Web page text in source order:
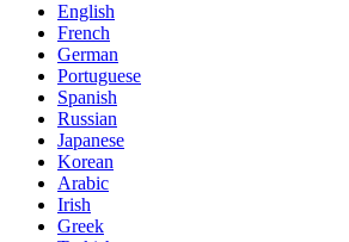
English
French
German
Portuguese
Spanish
Russian
Japanese
Korean
Arabic
Irish
Greek